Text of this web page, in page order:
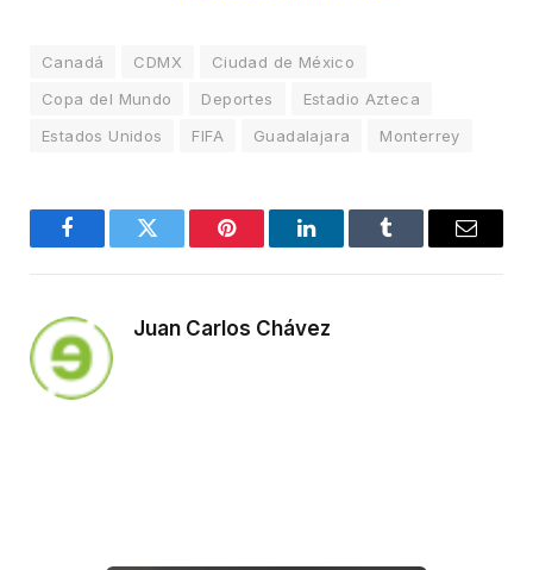
Canadá CDMX
Ciudad de México
Copa del Mundo
Deportes
Estadio Azteca
Estados Unidos
FIFA Guadalajara Monterrey
FacebookTwitter Pinterest LinkedInTumblr Email
Juan Carlos Chávez